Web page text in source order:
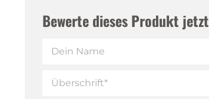
Bewerte dieses Produkt jetzt